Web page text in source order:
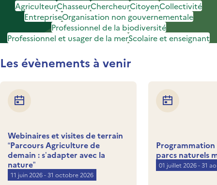
AgriculteurChasseurChercheurCitoyenCollectivité
EntrepriseOrganisation non gouvernementale
Professionnel de la biodiversité
Professionnel et usager de la merScolaire et enseignant
Les évènements à venir
Webinaires et visites de terrain
“Parcours Agriculture de
demain : s’adapter avec la
nature”
11 juin 2026 - 31 octobre 2026
Programmation
parcs naturels
01 juillet 2026 - 31